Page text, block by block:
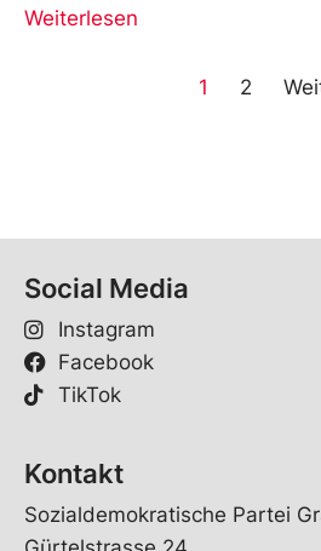
Weiterlesen
1 2
Social Media
Instagram
Facebook
TikTok
Kontakt
Sozialdemokratische Partei